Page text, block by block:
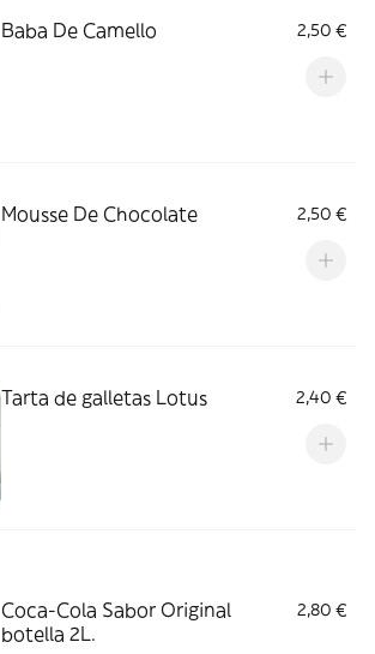
Baba De Camello 2,50 €
Mousse De Chocolate 2,50 €
Tarta de galletas Lotus 2,40 €
Coca-Cola Sabor Original
botella 2L.
2,80 €